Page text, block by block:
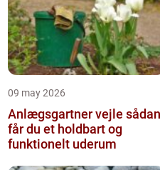
09 may 2026
Anlægsgartner vejle sådan
får du et holdbart og
funktionelt uderum